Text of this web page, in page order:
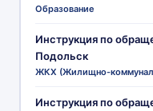
Образование
Инструкция по
Подольск
ЖКХ (Жилищно-
Инструкция по